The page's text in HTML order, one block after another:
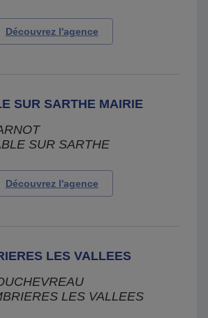
Découvrez l'agence
SUR SARTHE MAIRIE
SUR SARTHE
Découvrez l'agence
LES VALLEES
LES VALLEES